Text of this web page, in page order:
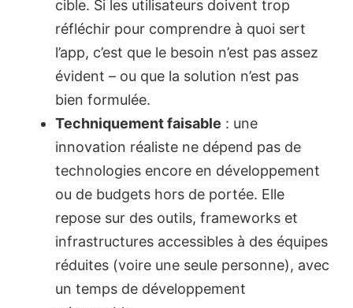
cible. Si les utilisateurs doivent trop
réfléchir pour comprendre à quoi sert
l’app, c’est que le besoin n’est pas assez
évident – ou que la solution n’est pas
bien formulée.
Techniquement faisable : une
innovation réaliste ne dépend pas de
technologies encore en développement
ou de budgets hors de portée. Elle
repose sur des outils, frameworks et
infrastructures accessibles à des équipes
réduites (voire une seule personne), avec
un temps de développement